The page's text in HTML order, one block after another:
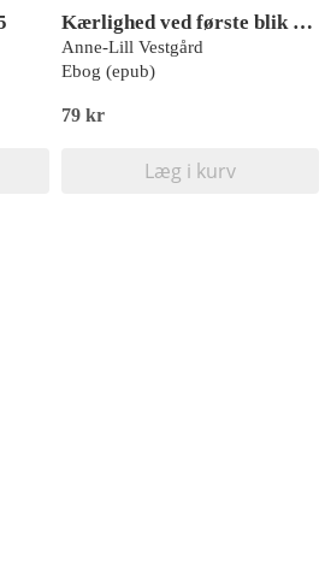
Kærlighed ved første blik - 11
Anne-Lill Vestgård
Ebog (epub)
79 kr
Læg i kurv